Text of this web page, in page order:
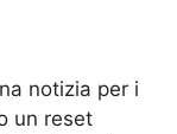
notizia per i
un reset